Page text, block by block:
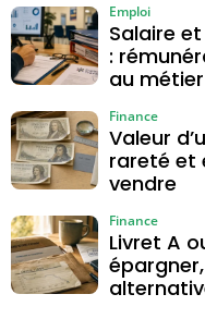
Salaire
:
au métier
Emploi
Valeur
rareté et
vendre
Finance
Livret A
Finance